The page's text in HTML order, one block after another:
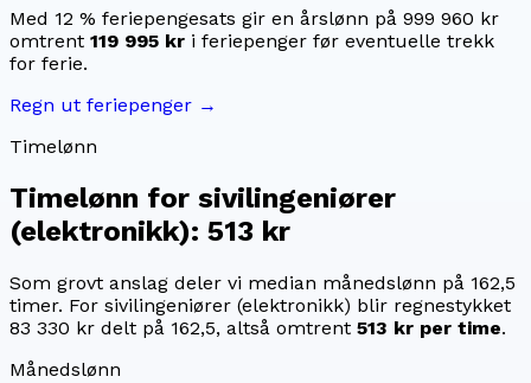
Med 12 % feriepengesats gir en årslønn på 999 960 kr
omtrent 119 995 kr i feriepenger før eventuelle trekk
for ferie.
Regn ut feriepenger →
Timelønn
Timelønn for sivilingeniører
(elektronikk): 513 kr
Som grovt anslag deler vi median månedslønn på 162,5
timer. For sivilingeniører (elektronikk) blir regnestykket
83 330 kr delt på 162,5, altså omtrent 513 kr per time.
Månedslønn